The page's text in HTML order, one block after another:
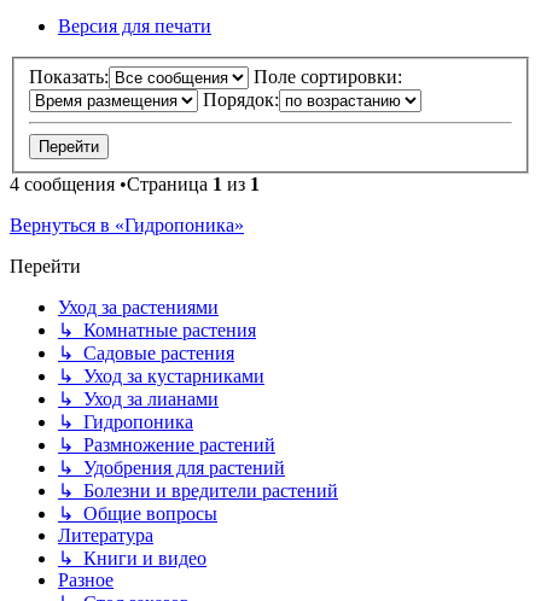
Версия для печати
Показать:
Поле сортировки:
Порядок:
4 сообщения •Страница 1 из 1
Вернуться в «Гидропоника»
Перейти
Уход за растениями
↳ Комнатные растения
↳ Садовые растения
↳ Уход за кустарниками
↳ Уход за лианами
↳ Гидропоника
↳ Размножение растений
↳ Удобрения для растений
↳ Болезни и вредители растений
↳ Общие вопросы
Литература
↳ Книги и видео
Разное